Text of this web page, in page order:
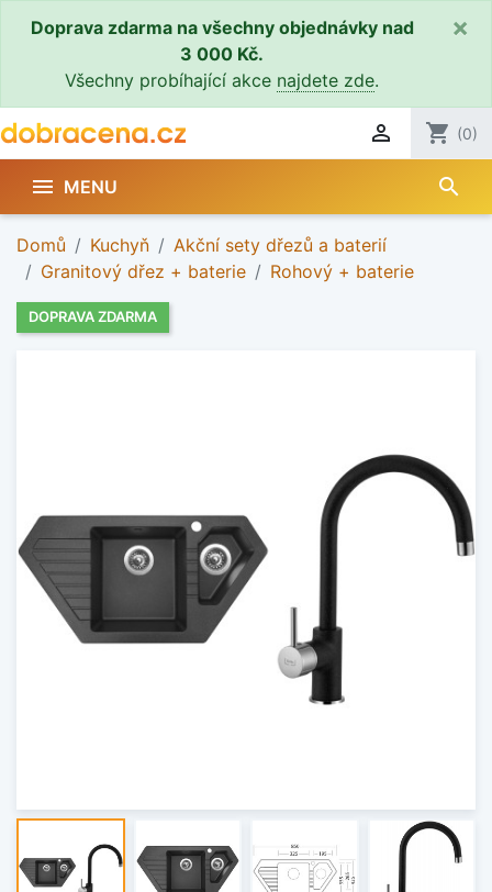
Doprava zdarma na všechny objednávky nad
3 000 Kč.
Všechny probíhající akce najdete zde.
×
 shopping_cart (0)
 MENU search
Domů Kuchyň
Akční sety dřezů a baterií
Granitový dřez + baterie
Rohový + baterie
DOPRAVA ZDARMA